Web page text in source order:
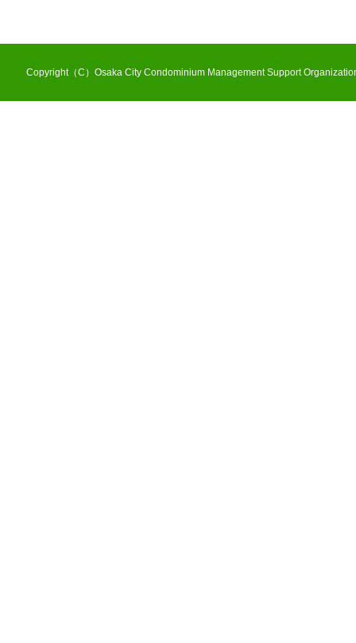
Copyright（C）Osaka City Condominium Management Support